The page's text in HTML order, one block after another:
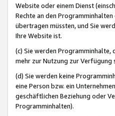
Website oder einem Dienst
Rechte an den
übertragen müssten, und Sie
Ihre Website ist.
(c) Sie werden Programminhalte,
mehr zur Nutzung zur Verfügung
(d) Sie werden keine
eine Person bzw. ein
geschäftlichen Beziehung oder
Programminhalten).